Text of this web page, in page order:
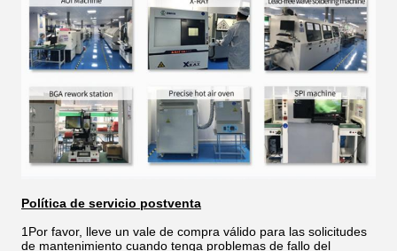
Política de servicio postventa
1Por favor, lleve un vale de compra válido para las solicitudes
de mantenimiento cuando tenga problemas de fallo del